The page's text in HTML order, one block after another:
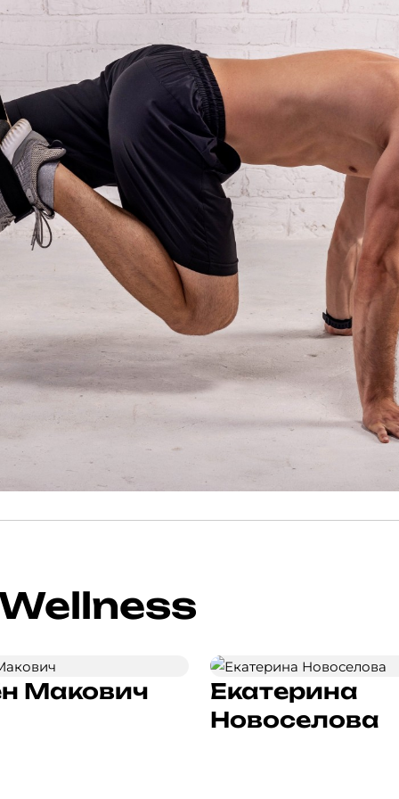
свою физическую форму и общее
недель упражнений с петлями можно
Сколько длится тренировка?
Занятия по 45 мин 3 раза в неделю
если выполнять упражнения на всё
Ознакомиться с разнообразием
менеджера. Перед тренировкой с
специалиста для диагностики
персональному тренеру для
раза в неделю с тренером и
Запишитесь на пробное занятие с
Макович
Екатерина
Новоселова